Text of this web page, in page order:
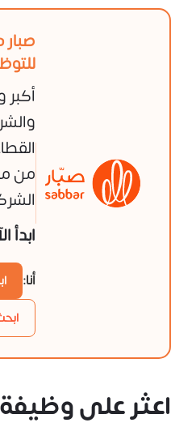
صبار
من
ابدأ
أنا:
اعثر على